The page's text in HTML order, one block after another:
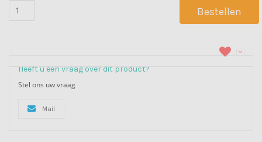
Bestellen
Heeft u een vraag over dit product?
Stel ons uw vraag
Mail